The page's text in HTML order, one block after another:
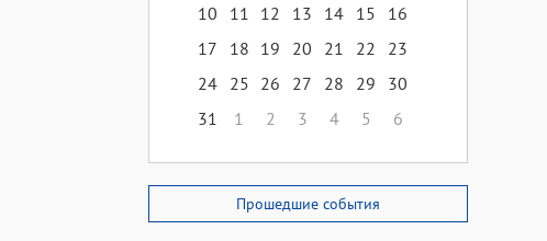
10
11 12 13 14 15
16
17
18 19 20 21 22
23
24 25 26 27 28 29
30
31
1 2 3 4 5 6
Прошедшие события